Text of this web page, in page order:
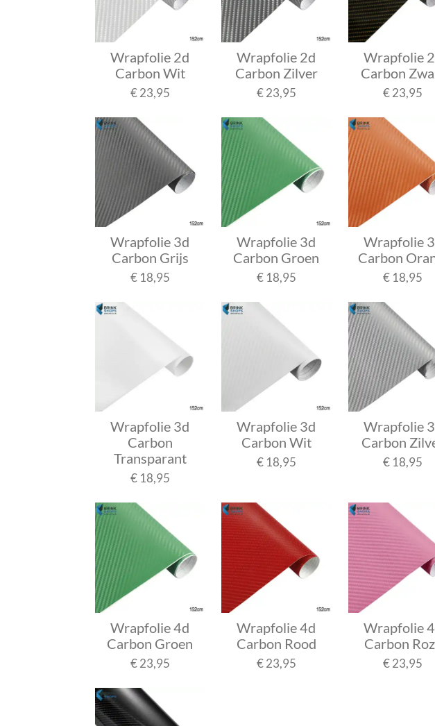
Wrapfolie 2d
Carbon Wit
€ 23,95
Wrapfolie 2d
Carbon Zilver
€ 23,95
Wrapfolie
Carbon
€ 23,95
Wrapfolie 3d
Carbon Grijs
€ 18,95
Wrapfolie 3d
Carbon Groen
€ 18,95
Wrapfolie
Carbon
€ 18,95
Wrapfolie 3d
Carbon
Transparant
€ 18,95
Wrapfolie 3d
Carbon Wit
€ 18,95
Wrapfolie
Carbon
€ 18,95
Wrapfolie 4d
Carbon Groen
€ 23,95
Wrapfolie 4d
Carbon Rood
€ 23,95
Wrapfolie
Carbon
€ 23,95